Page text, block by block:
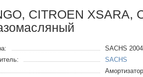
CITROEN XSARA,
SACHS
SACHS
Амортизатор